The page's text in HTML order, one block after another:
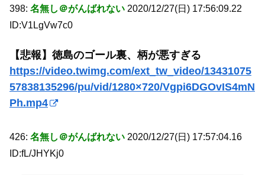
398: 名無し＠がんばれない 2020/12/27(日) 17:56:09.22
ID:V1LgVw7c0
【悲報】徳島のゴール裏、柄が悪すぎる
https://video.twimg.com/ext_tw_video/13431075
57838135296/pu/vid/1280×720/Vgpi6DGOvIS4mN
Ph.mp4
426: 名無し＠がんばれない 2020/12/27(日) 17:57:04.16
ID:fL/JHYKj0